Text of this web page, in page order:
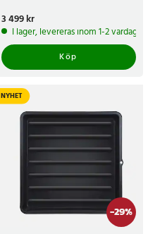
Pris:3 499 kr
3 499 kr
I lager, levereras inom 1-2 vardagar
Köp
-29%
NYHET